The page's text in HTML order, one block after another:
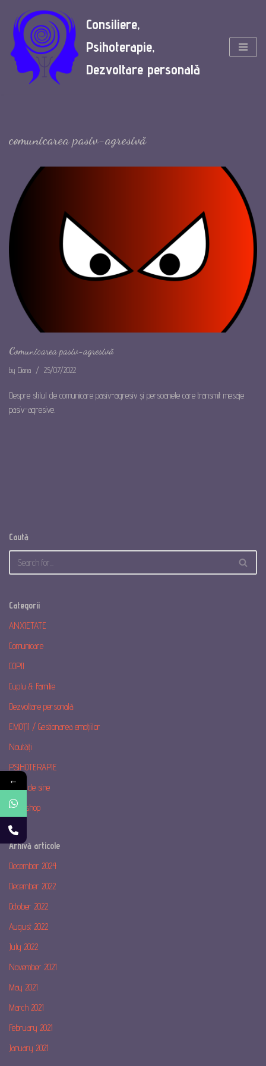
Skip
to
content
Consiliere,
Psihoterapie,
Dezvoltare personală
comunicarea pasiv-agresivă
Comunicarea pasiv-agresivă
by Diana 25/07/2022
Despre stilul de comunicare pasiv-agresiv și persoanele care transmit mesaje
pasiv-agresive.
Caută
Categorii
ANXIETATE
Comunicare
COPII
Cuplu & Familie
Dezvoltare personală
EMOȚII / Gestionarea emoțiilor
Noutăți
PSIHOTERAPIE
Stima de sine
Workshop
Arhivă articole
December 2024
December 2022
October 2022
August 2022
July 2022
November 2021
May 2021
March 2021
February 2021
January 2021
←